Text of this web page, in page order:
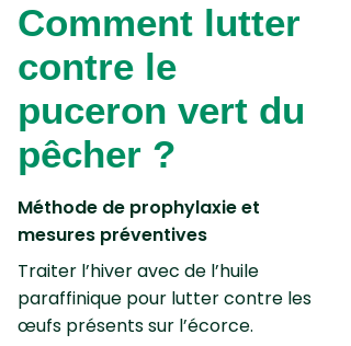
Comment lutter
contre le
puceron vert du
pêcher ?
Méthode de prophylaxie et
mesures préventives
Traiter l’hiver avec de l’huile
paraffinique pour lutter contre les
œufs présents sur l’écorce.